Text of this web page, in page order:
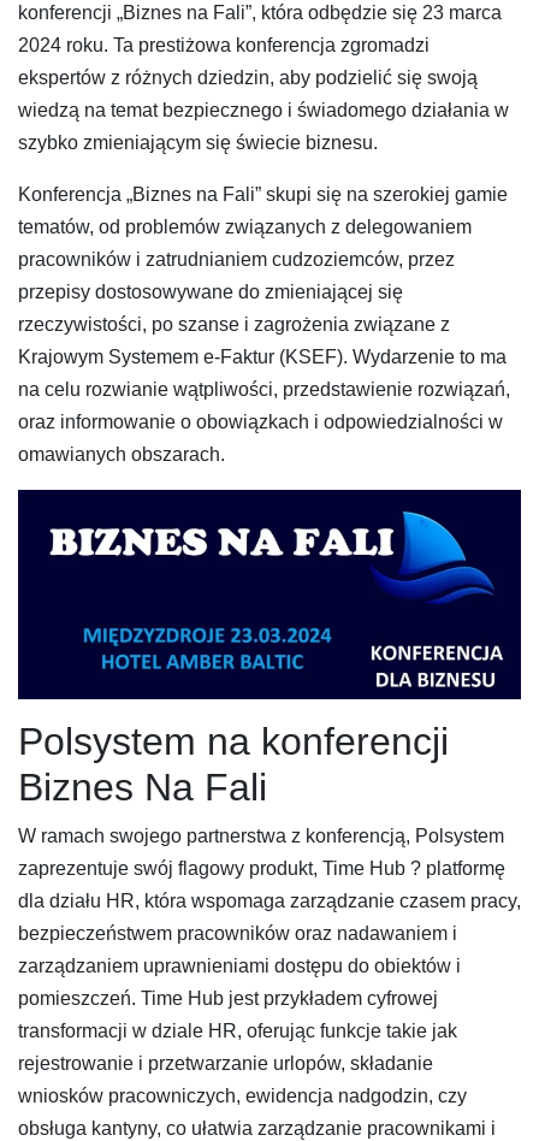
konferencji „Biznes na Fali”, która odbędzie się 23 marca
2024 roku. Ta prestiżowa konferencja zgromadzi
ekspertów z różnych dziedzin, aby podzielić się swoją
wiedzą na temat bezpiecznego i świadomego działania w
szybko zmieniającym się świecie biznesu.
Konferencja „Biznes na Fali” skupi się na szerokiej gamie
tematów, od problemów związanych z delegowaniem
pracowników i zatrudnianiem cudzoziemców, przez
przepisy dostosowywane do zmieniającej się
rzeczywistości, po szanse i zagrożenia związane z
Krajowym Systemem e-Faktur (KSEF). Wydarzenie to ma
na celu rozwianie wątpliwości, przedstawienie rozwiązań,
oraz informowanie o obowiązkach i odpowiedzialności w
omawianych obszarach.
Polsystem na konferencji
Biznes Na Fali
W ramach swojego partnerstwa z konferencją, Polsystem
zaprezentuje swój flagowy produkt, Time Hub ? platformę
dla działu HR, która wspomaga zarządzanie czasem pracy,
bezpieczeństwem pracowników oraz nadawaniem i
zarządzaniem uprawnieniami dostępu do obiektów i
pomieszczeń. Time Hub jest przykładem cyfrowej
transformacji w dziale HR, oferując funkcje takie jak
rejestrowanie i przetwarzanie urlopów, składanie
wniosków pracowniczych, ewidencja nadgodzin, czy
obsługa kantyny, co ułatwia zarządzanie pracownikami i